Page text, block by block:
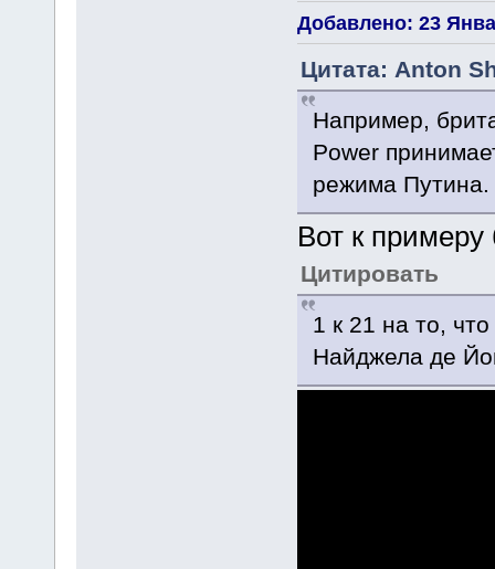
Добавлено: 23
Цитата: Anton
Например,
Power
режима
Вот к примеру
Цитировать
1 к 21 на то,
Найджела де